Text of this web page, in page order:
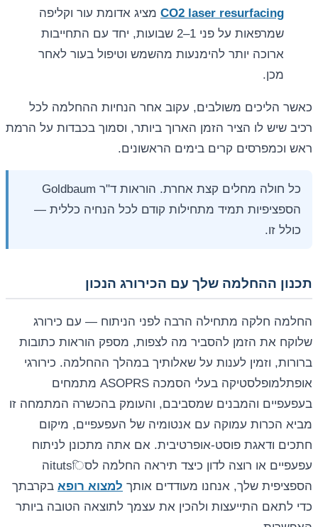
CO2 laser resurfacing מציג אדומת עור וקליפה
שמרפאות על פני 1–2 שבועות, יחד עם התחייבות
ארוכה יותר להימנעות מהשמש וטיפול בעור לאחר
מכן.
כאשר הליכים משולבים, עקוב אחר הנחיות ההחלמה לכל
רכיב שיש לו הציר הזמן הארוך ביותר, וסמוך בכבדות על הרמת
ראש וכמפרסים קרים בימים הראשונים.
כל חולה מחלים קצת אחרת. הוראות ד"ר Goldbaum
הספציפיות תמיד מתחילות קודם לכל הנחיה כללית —
כולל זו.
תכנון ההחלמה שלך עם הכירורג הנכון
החלמה חלקה מתחילה הרבה לפני הניתוח — עם כירורג
שלוקח את הזמן להסביר מה לצפות, מספק הוראות כתובות
ברורות, וזמין לענות על שאלותיך במהלך ההחלמה. כירורגי
אופתלמופלסטיקה בעלי הסמכה ASOPRS מתמחים
בעפעפיים והמבנים שמסביבם, והעומק בהכשרה המתמחה זו
מביא הכרות עמוקה עם אנטומיה של העפעפיים, מיקום
חתכים ודאגת פוסט-אופרטיבית. אם אתה מתכונן לניתוח
עפעפיים או רוצה לדון כיצד תיראה החלמה לסitutsিה
הספציפית שלך, אנחנו מעודדים אותך למצוא רופא בקרבתך
כדי לתאם התייעצות ולהכין את עצמך לתוצאה הטובה ביותר